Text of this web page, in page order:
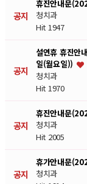
공지
휴진안내문
청치과
Hit 1947
공지
설연휴 휴진
일(월요일))
청치과
Hit 1970
공지
휴진안내문
청치과
Hit 2005
공지
휴가안내문
청치과